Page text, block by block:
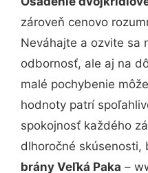
zároveň cenovo
Neváhajte a ozvite sa
odbornosť, ale aj na
malé pochybenie
hodnoty patrí
spokojnosť každého
dlhoročné skúsenosti,
brány Veľká Paka –